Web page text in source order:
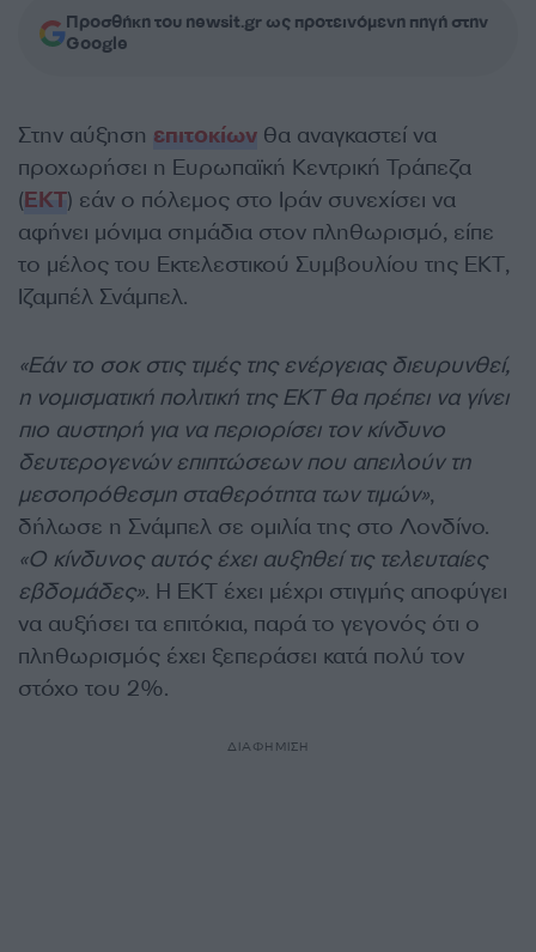
Προσθήκη του newsit.gr ως προτεινόμενη πηγή στην
Google
Στην αύξηση επιτοκίων θα αναγκαστεί να
προχωρήσει η Ευρωπαϊκή Κεντρική Τράπεζα
(ΕΚΤ) εάν ο πόλεμος στο Ιράν συνεχίσει να
αφήνει μόνιμα σημάδια στον πληθωρισμό, είπε
το μέλος του Εκτελεστικού Συμβουλίου της ΕΚΤ,
Ιζαμπέλ Σνάμπελ.
«Εάν το σοκ στις τιμές της ενέργειας διευρυνθεί,
η νομισματική πολιτική της ΕΚΤ θα πρέπει να γίνει
πιο αυστηρή για να περιορίσει τον κίνδυνο
δευτερογενών επιπτώσεων που απειλούν τη
μεσοπρόθεσμη σταθερότητα των τιμών»,
δήλωσε η Σνάμπελ σε ομιλία της στο Λονδίνο.
«Ο κίνδυνος αυτός έχει αυξηθεί τις τελευταίες
εβδομάδες». Η ΕΚΤ έχει μέχρι στιγμής αποφύγει
να αυξήσει τα επιτόκια, παρά το γεγονός ότι ο
πληθωρισμός έχει ξεπεράσει κατά πολύ τον
στόχο του 2%.
ΔΙΑΦΗΜΙΣΗ